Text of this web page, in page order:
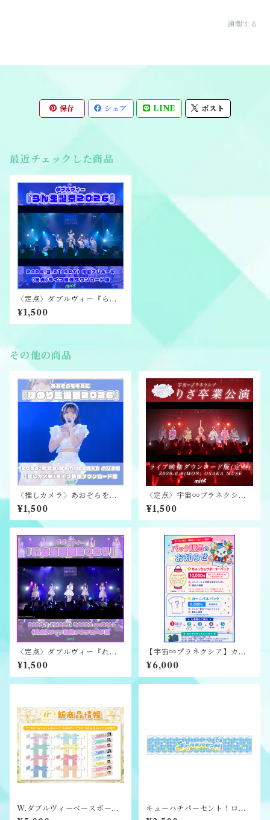
通報する
保存 シェア LINE ポスト
最近チェックした商品
〈定点〉ダブルヴィー『らん
生誕祭2026』ライブ映像ダウ
ンロード版
¥1,500
その他の商品
〈推しカメラ〉あおぞらをキ
ミに『ほのり生誕祭2026』ラ
イブ映像ダウンロード版
¥1,500
〈定点〉宇宙∞プラネクシア
『りさ卒業公演』ライブ映像
ダウンロード版
¥1,500
〈定点〉ダブルヴィー『れな
生誕祭2026』ライブ映像ダウ
ンロード版
¥1,500
【宇宙∞プラネクシア】カー
ニバルパック
¥6,000
W.ダブルヴィーベースボール
Tシャツ
キューハチパーセント！ロゴ
マフラータオル